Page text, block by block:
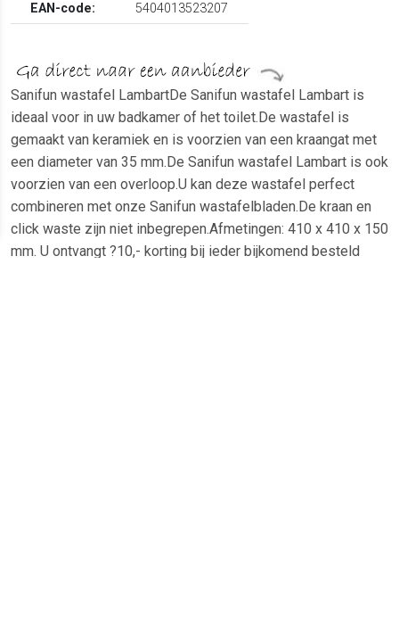
EAN-code:
5404013523207
Sanifun wastafel LambartDe Sanifun wastafel Lambart is
ideaal voor in uw badkamer of het toilet.De wastafel is
gemaakt van keramiek en is voorzien van een kraangat met
een diameter van 35 mm.De Sanifun wastafel Lambart is ook
voorzien van een overloop.U kan deze wastafel perfect
combineren met onze Sanifun wastafelbladen.De kraan en
click waste zijn niet inbegrepen.Afmetingen: 410 x 410 x 150
mm. U ontvangt ?10,- korting bij ieder bijkomend besteld